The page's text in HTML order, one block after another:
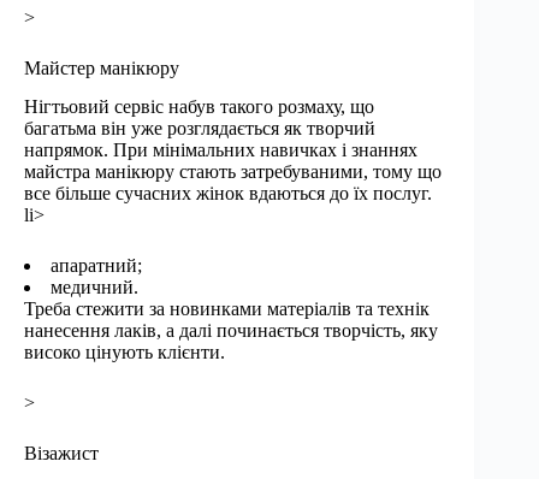
>
Майстер манікюру
Нігтьовий сервіс набув такого розмаху, що
багатьма він уже розглядається як творчий
напрямок. При мінімальних навичках і знаннях
майстра манікюру стають затребуваними, тому що
все більше сучасних жінок вдаються до їх послуг.
li>
апаратний;
медичний.
Треба стежити за новинками матеріалів та технік
нанесення лаків, а далі починається творчість, яку
високо цінують клієнти.
>
Візажист